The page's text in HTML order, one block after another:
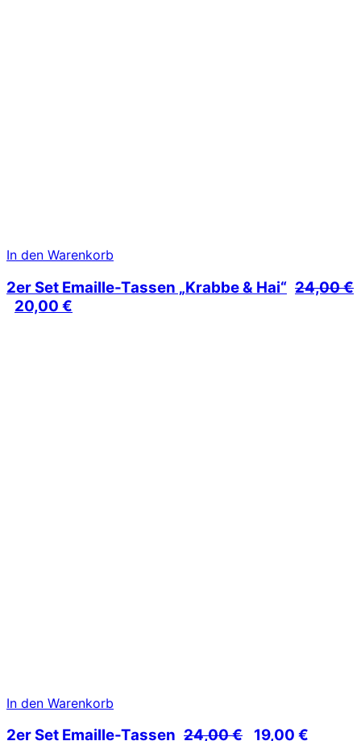
In den Warenkorb
2er Set Emaille-Tassen „Krabbe & Hai“ 24,00€
Ursprünglicher
20,00 €
In den Warenkorb
2er Set Emaille-Tassen 24,00€ Ursprünglicher
19,00 €